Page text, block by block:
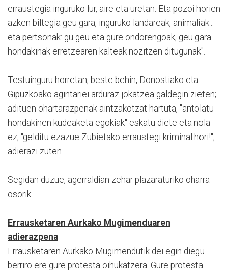
erraustegia inguruko lur, aire eta uretan. Eta pozoi horien
azken biltegia geu gara, inguruko landareak, animaliak...
eta pertsonak: gu geu eta gure ondorengoak, geu gara
hondakinak erretzearen kalteak nozitzen ditugunak".
Testuinguru horretan, beste behin, Donostiako eta
Gipuzkoako agintariei arduraz jokatzea galdegin zieten;
adituen ohartarazpenak aintzakotzat hartuta, "antolatu
hondakinen kudeaketa egokiak" eskatu diete eta nola
ez, "gelditu ezazue Zubietako erraustegi kriminal hori!",
adierazi zuten.
Segidan duzue, agerraldian zehar plazaraturiko oharra
osorik:
Errausketaren Aurkako Mugimenduaren
adierazpena
Errausketaren Aurkako Mugimendutik dei egin diegu
berriro ere gure protesta oihukatzera. Gure protesta